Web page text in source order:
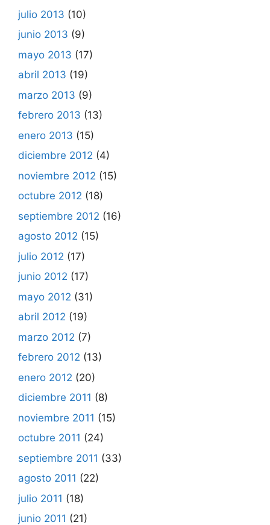
julio 2013 (10)
junio 2013 (9)
mayo 2013 (17)
abril 2013 (19)
marzo 2013 (9)
febrero 2013 (13)
enero 2013 (15)
diciembre 2012 (4)
noviembre 2012 (15)
octubre 2012 (18)
septiembre 2012 (16)
agosto 2012 (15)
julio 2012 (17)
junio 2012 (17)
mayo 2012 (31)
abril 2012 (19)
marzo 2012 (7)
febrero 2012 (13)
enero 2012 (20)
diciembre 2011 (8)
noviembre 2011 (15)
octubre 2011 (24)
septiembre 2011 (33)
agosto 2011 (22)
julio 2011 (18)
junio 2011 (21)